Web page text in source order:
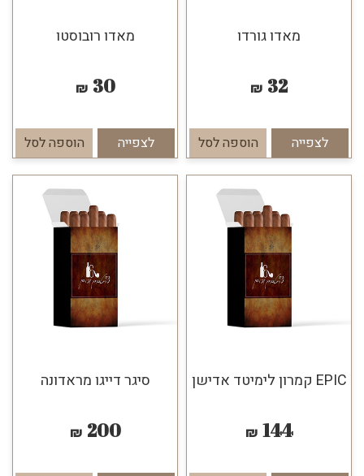
מאדו גורדו
32
₪
לצפייה הוספה לסל
מאדו רובוסטו
30
₪
לצפייה הוספה לסל
EPIC קמרון לימיטד אדישן
144
₪
סיגר דייגו מראדונה
200
₪